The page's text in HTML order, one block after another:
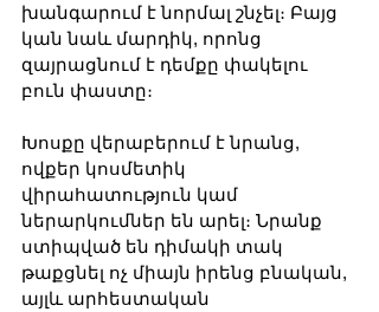
խանգարում է նորմալ շնչել։ Բայց
կան նաև մարդիկ, որոնց
զայրացնում է դեմքը փակելու
բուն փաստը։
Խոսքը վերաբերում է նրանց,
ովքեր կոսմետիկ
վիրահատություն կամ
ներարկումներ են արել։ Նրանք
ստիպված են դիմակի տակ
թաքցնել ոչ միայն իրենց բնական,
այլև արհեստական